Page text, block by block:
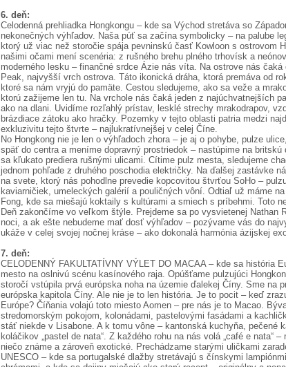
6. deň:
Celodenná prehliadka Hongkongu – kde sa Východ stretáva so
nekonečných výhľadov. Naša púť sa začína symbolicky – na palube
ktorý už viac než storočie spája pevninskú časť Kowloon s ostrovom
našimi očami mení scenéria: z rušného brehu plného trhovísk a
moderného lesku – finančné srdce Ázie nás víta. Na ostrove nás
Peak, najvyšší vrch ostrova. Táto ikonická dráha, ktorá premáva od
ktoré sa nám vryjú do pamäte. Cestou sledujeme, ako sa veže a
ktorú zažijeme len tu. Na vrchole nás čaká jeden z najúchvatnejších
ako na dlani. Uvidíme rozľahlý prístav, lesklé strechy mrakodrapov,
brázdiace zátoku ako hračky. Pozemky v tejto oblasti patria medzi
exkluzivitu tejto štvrte – najlukratívnejšej v celej Číne.
No Hongkong nie je len o výhľadoch zhora – je aj o pohybe, pulze
späť do centra a meníme dopravný prostriedok – nastúpime na britskú
sa kľukato prediera rušnými ulicami. Cítime pulz mesta, sledujeme
jednom pohľade z druhého poschodia električky. Na ďalšej zastávke
na svete, ktorý nás pohodlne prevedie kopcovitou štvrťou SoHo –
kaviarničiek, umeleckých galérií a pouličných vôní. Odtiaľ už máme
Fong, kde sa miešajú koktaily s kultúrami a smiech s príbehmi. Toto
Deň zakončíme vo veľkom štýle. Prejdeme sa po vysvietenej Nathan
noci, a ak ešte nebudeme mať dosť výhľadov – pozývame vás do
ukáže v celej svojej nočnej kráse – ako dokonalá harmónia ázijskej
7. deň:
CELODENNÝ FAKULTATÍVNY VÝLET DO MACAA – kde sa história
mesto na oslnivú scénu kasínového raja. Opúšťame pulzujúci
storočí vstúpila prvá európska noha na územie ďalekej Číny. Sme na
európska kapitola Číny. Ale nie je to len história. Je to pocit – keď
Európe? Číňania volajú toto miesto Aomen – pre nás je to Macao.
stredomorským pokojom, kolonádami, pastelovými fasádami a
stáť niekde v Lisabone. A k tomu vône – kantonská kuchyňa, pečené
koláčikov „pastel de nata“. Z každého rohu na nás volá „café e nata“
niečo známe a zároveň exotické. Prechádzame starými uličkami
UNESCO – kde sa portugalské dlažby stretávajú s čínskymi